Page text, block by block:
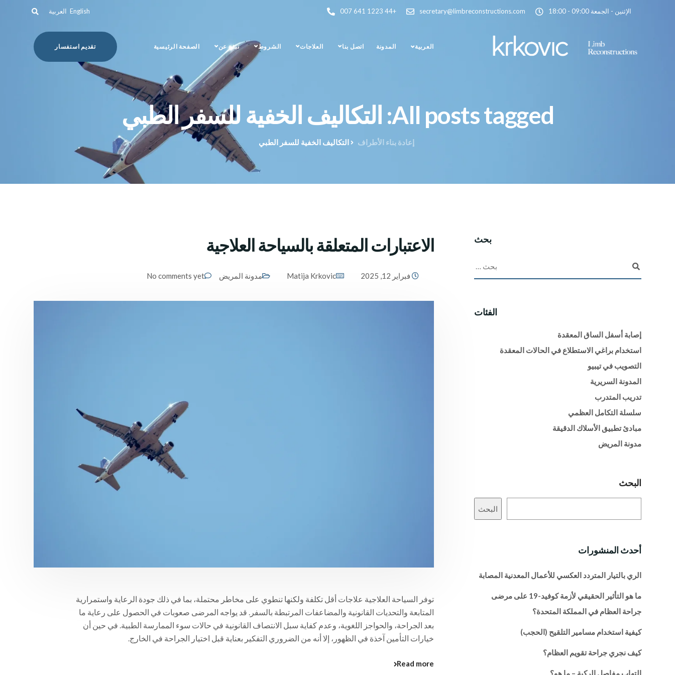
+44 1223 641 007 secretary@limbreconstructions.com الإثنين - الجمعة 09:00 - 18:00 العربية English
الصفحة الرئيسية نبذة عن الشروط العلاجات اتصل بنا المدونة العربية تقديم استفسار
All posts tagged: التكاليف الخفية للسفر الطبي
إعادة بناء الأطراف التكاليف الخفية للسفر الطبي
الاعتبارات المتعلقة بالسياحة العلاجية
فبراير 12, 2025 Matija Krkovic مدونة المريض No comments yet
توفر السياحة العلاجية علاجات أقل تكلفة ولكنها تنطوي على مخاطر محتملة، بما في ذلك جودة الرعاية واستمرارية
المتابعة والتحديات القانونية والمضاعفات المرتبطة بالسفر. قد يواجه المرضى صعوبات في الحصول على رعاية ما
بعد الجراحة، والحواجز اللغوية، وعدم كفاية سبل الانتصاف القانونية في حالات سوء الممارسة الطبية. في حين أن
خيارات التأمين آخذة في الظهور، إلا أنه من الضروري التفكير بعناية قبل اختيار الجراحة في الخارج.
Read more
بحث
الفئات
إصابة أسفل الساق المعقدة
استخدام براغي الاستطلاع في الحالات المعقدة
التصويب في تيبيو
المدونة السريرية
تدريب المتدرب
سلسلة التكامل العظمي
مبادئ تطبيق الأسلاك الدقيقة
مدونة المريض
البحث
البحث
أحدث المنشورات
الري بالتيار المتردد العكسي للأعمال المعدنية المصابة
ما هو التأثير الحقيقي لأزمة كوفيد-19 على مرضى
جراحة العظام في المملكة المتحدة؟
كيفية استخدام مسامير التلقيح (الحجب)
كيف نجري جراحة تقويم العظام؟
التهاب مفاصل الركبة – ما هو؟